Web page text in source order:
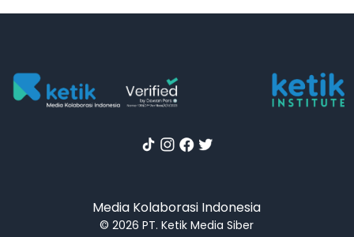
Media Kolaborasi Indonesia
© 2026 PT. Ketik Media Siber